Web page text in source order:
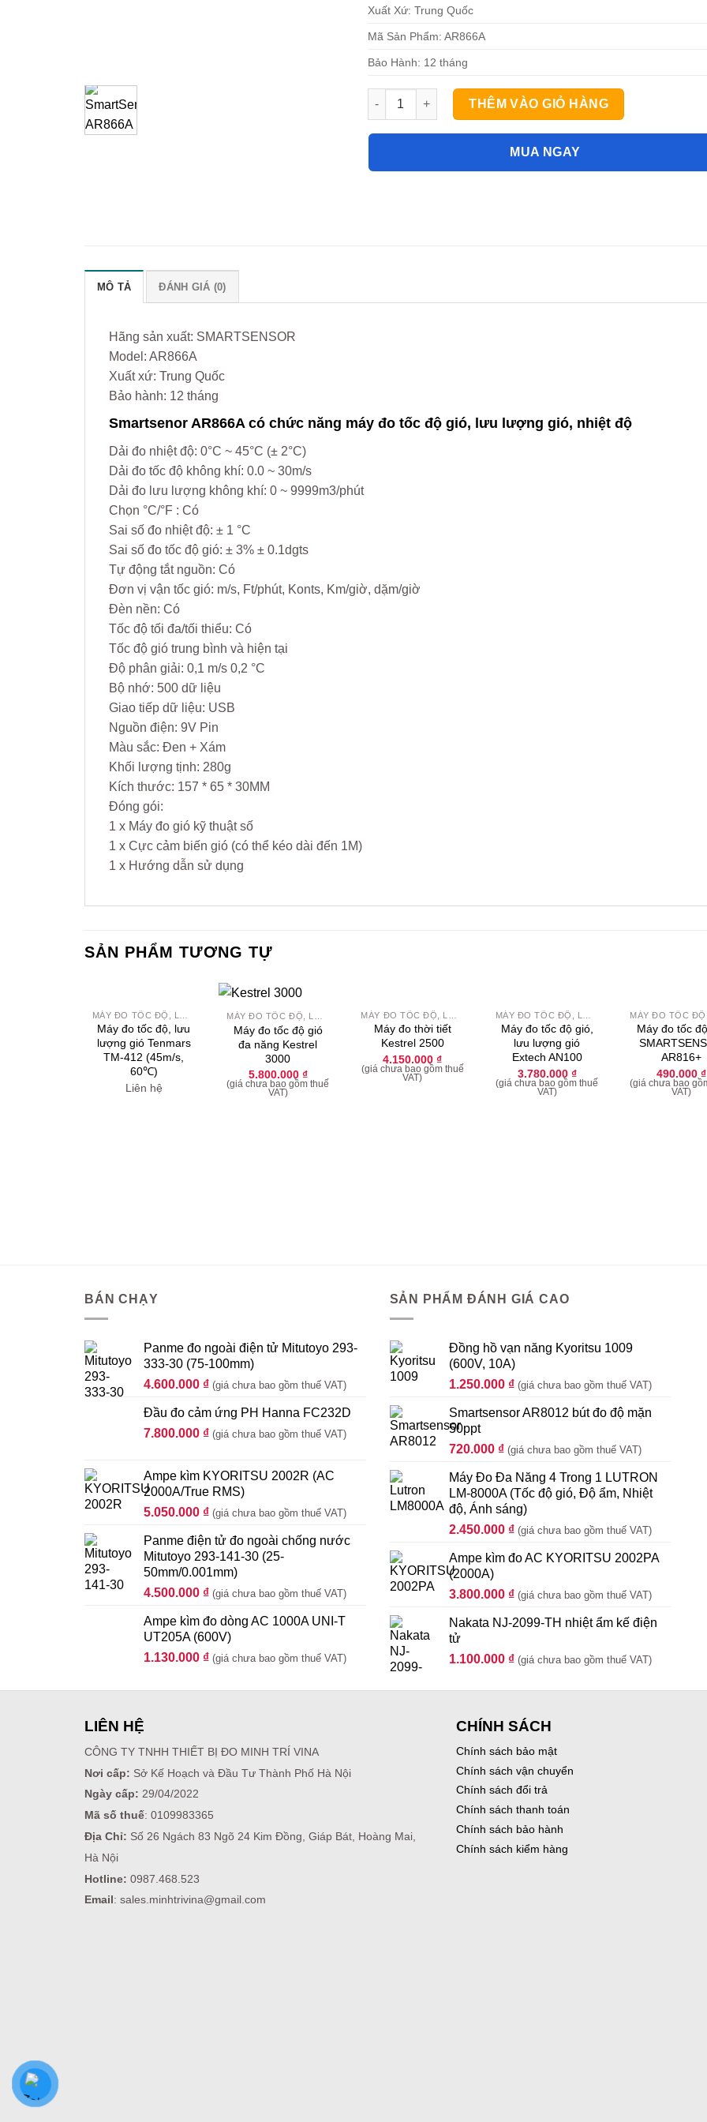
Xuất Xứ: Trung Quốc
Mã Sản Phẩm: AR866A
Bảo Hành: 12 tháng
SMARTSENSOR AR866A máy đo tốc độ gió, lưu lượng gió,
THÊM VÀO GIỎ HÀNG
MUA NGAY
MÔ TẢ ĐÁNH GIÁ (0)
Hãng sản xuất: SMARTSENSOR
Model: AR866A
Xuất xứ: Trung Quốc
Bảo hành: 12 tháng
Smartsenor AR866A có chức năng máy đo tốc độ gió, lưu lượng gió, nhiệt độ
Dải đo nhiệt độ: 0°C ~ 45°C (± 2°C)
Dải đo tốc độ không khí: 0.0 ~ 30m/s
Dải đo lưu lượng không khí: 0 ~ 9999m3/phút
Chọn °C/°F : Có
Sai số đo nhiệt độ: ± 1 °C
Sai số đo tốc độ gió: ± 3% ± 0.1dgts
Tự động tắt nguồn: Có
Đơn vị vận tốc gió: m/s, Ft/phút, Konts, Km/giờ, dặm/giờ
Đèn nền: Có
Tốc độ tối đa/tối thiểu: Có
Tốc độ gió trung bình và hiện tại
Độ phân giải: 0,1 m/s 0,2 °C
Bộ nhớ: 500 dữ liệu
Giao tiếp dữ liệu: USB
Nguồn điện: 9V Pin
Màu sắc: Đen + Xám
Khối lượng tịnh: 280g
Kích thước: 157 * 65 * 30MM
Đóng gói:
1 x Máy đo gió kỹ thuật số
1 x Cực cảm biến gió (có thể kéo dài đến 1M)
1 x Hướng dẫn sử dụng
SẢN PHẨM TƯƠNG TỰ
Yêu
Máy đo tốc độ, lưu
lượng gió Tenmars
TM-412 (45m/s,
60℃)
Liên hệ
Yêu
thích
+
Máy đo tốc độ gió
đa năng Kestrel
3000
5.800.000 ₫
(giá chưa bao gồm thuế
VAT)
Yêu
Máy đo thời tiết
Kestrel 2500
4.150.000₫
(giá chưa bao gồm thuế
VAT)
Yêu
thích
Máy đo tốc độ gió,
lưu lượng gió
Extech AN100
3.780.000 ₫
(giá chưa bao gồm thuế
VAT)
Máy đo tốc
AR816+
490.000 ₫
(giá chưa bao
VAT)
BÁN CHẠY
Panme đo ngoài điện tử Mitutoyo 293-
333-30 (75-100mm)
4.600.000 ₫ (giá chưa bao gồm thuế VAT)
Đầu đo cảm ứng PH Hanna FC232D
7.800.000 ₫ (giá chưa bao gồm thuế VAT)
Ampe kìm KYORITSU 2002R (AC
2000A/True RMS)
5.050.000 ₫ (giá chưa bao gồm thuế VAT)
Panme điện tử đo ngoài chống nước
Mitutoyo 293-141-30 (25-
50mm/0.001mm)
4.500.000 ₫ (giá chưa bao gồm thuế VAT)
Ampe kìm đo dòng AC 1000A UNI-T
UT205A (600V)
1.130.000 ₫ (giá chưa bao gồm thuế VAT)
SẢN PHẨM ĐÁNH GIÁ CAO
Đồng hồ vạn năng Kyoritsu 1009
(600V, 10A)
1.250.000 ₫ (giá chưa bao gồm thuế VAT)
Smartsensor AR8012 bút đo độ mặn
50ppt
720.000 ₫ (giá chưa bao gồm thuế VAT)
Máy Đo Đa Năng 4 Trong 1 LUTRON
LM-8000A (Tốc độ gió, Độ ẩm, Nhiệt
độ, Ánh sáng)
2.450.000 ₫ (giá chưa bao gồm thuế VAT)
Ampe kìm đo AC KYORITSU 2002PA
(2000A)
3.800.000 ₫ (giá chưa bao gồm thuế VAT)
Nakata NJ-2099-TH nhiệt ẩm kế điện
tử
1.100.000 ₫ (giá chưa bao gồm thuế VAT)
LIÊN HỆ
CÔNG TY TNHH THIẾT BỊ ĐO MINH TRÍ VINA
Nơi cấp: Sở Kế Hoạch và Đầu Tư Thành Phố Hà Nội
Ngày cấp: 29/04/2022
Mã số thuế: 0109983365
Địa Chỉ: Số 26 Ngách 83 Ngõ 24 Kim Đồng, Giáp Bát, Hoàng Mai,
Hà Nội
Hotline: 0987.468.523
Email : sales.minhtrivina@gmail.com
CHÍNH SÁCH
Chính sách bảo mật
Chính sách vận chuyển
Chính sách đổi trả
Chính sách thanh toán
Chính sách bảo hành
Chính sách kiểm hàng